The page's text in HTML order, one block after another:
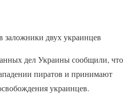
двух украинцев
дел Украины сообщили, что
пиратов и принимают
украинцев.